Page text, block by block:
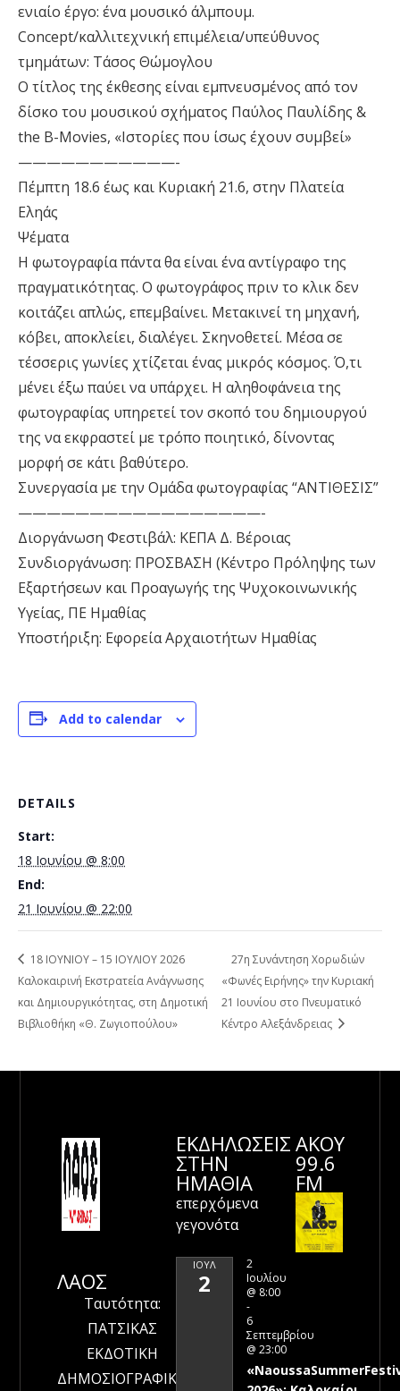
ενιαίο έργο: ένα μουσικό άλμπουμ.
Concept/καλλιτεχνική επιμέλεια/υπεύθυνος
τμημάτων: Τάσος Θώμογλου
Ο τίτλος της έκθεσης είναι εμπνευσμένος από τον
δίσκο του μουσικού σχήματος Παύλος Παυλίδης &
the B-Movies, «Ιστορίες που ίσως έχουν συμβεί»
———————————-
Πέμπτη 18.6 έως και Κυριακή 21.6, στην Πλατεία
Εληάς
Ψέματα
Η φωτογραφία πάντα θα είναι ένα αντίγραφο της
πραγματικότητας. Ο φωτογράφος πριν το κλικ δεν
κοιτάζει απλώς, επεμβαίνει. Μετακινεί τη μηχανή,
κόβει, αποκλείει, διαλέγει. Σκηνοθετεί. Μέσα σε
τέσσερις γωνίες χτίζεται ένας μικρός κόσμος. Ό,τι
μένει έξω παύει να υπάρχει. Η αληθοφάνεια της
φωτογραφίας υπηρετεί τον σκοπό του δημιουργού
της να εκφραστεί με τρόπο ποιητικό, δίνοντας
μορφή σε κάτι βαθύτερο.
Συνεργασία με την Ομάδα φωτογραφίας “ΑΝΤΙΘΕΣΙΣ”
—————————————————-
Διοργάνωση Φεστιβάλ: ΚΕΠΑ Δ. Βέροιας
Συνδιοργάνωση: ΠΡΟΣΒΑΣΗ (Κέντρο Πρόληψης των
Εξαρτήσεων και Προαγωγής της Ψυχοκοινωνικής
Υγείας, ΠΕ Ημαθίας
Υποστήριξη: Εφορεία Αρχαιοτήτων Ημαθίας
Add to calendar
DETAILS
Start:
18 Ιουνίου @ 8:00
End:
21 Ιουνίου @ 22:00
18 ΙΟΥΝΙΟΥ – 15 ΙΟΥΛΙΟΥ 2026
Καλοκαιρινή Εκστρατεία Ανάγνωσης
και Δημιουργικότητας, στη Δημοτική
Βιβλιοθήκη «Θ. Ζωγιοπούλου»
27η Συνάντηση Χορωδιών
«Φωνές Ειρήνης» την Κυριακή
21 Ιουνίου στο Πνευματικό
Κέντρο Aλεξάνδρειας
ΛΑΟΣ
Ταυτότητα:
ΠΑΤΣΙΚΑΣ
ΕΚΔΟΤΙΚΗ
ΔΗΜΟΣΙΟΓΡΑΦΙΚΗ
ΕΚΔΗΛΩΣΕΙΣ
ΣΤΗΝ
ΗΜΑΘΊΑ
επερχόμενα
γεγονότα
ΙΟΎΛ
2
2
Ιουλίου
@ 8:00
-
6
Σεπτεμβρίου
@ 23:00
ΑΚΟΥ
99.6
FM